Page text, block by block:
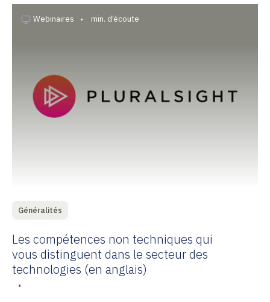
Webinaires • min. d’écoute
Généralités
Les compétences non techniques qui
vous distinguent dans le secteur des
technologies (en anglais)
•